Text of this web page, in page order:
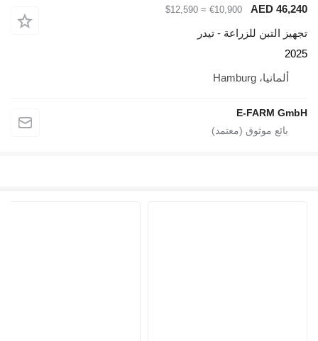
AED 46,240
€10,900
≈ $12,590
تجهيز التبن للزراعة - تيدر
2025
ألمانيا، Hamburg
E-FARM GmbH